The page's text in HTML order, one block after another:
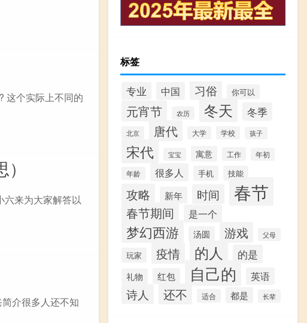
这个实际上不同的
六来为大家解答以
介很多人还不知
标签
专业 中国 习俗 你可以
元宵节 农历 冬天 冬季
北京 唐代 大学 学校 孩子
宋代 宝宝 寓意 工作
年初
年龄
很多人 手机 技能
攻略 新年 时间 春节
春节期间 是一个
梦幻西游 汤圆 游戏 父母
玩家 疫情 的人 的是
礼物 红包 自己的 英语
诗人 还不 适合 都是 长辈